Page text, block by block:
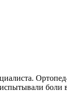
боли